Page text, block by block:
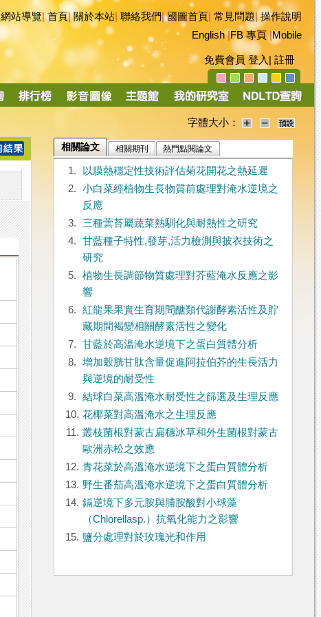
網站導覽|首頁|關於本站 聯絡我們|國圖首頁 常見問題|操作說明
English|FB 專頁|Mobile
免費會員 登入 註冊
字體大小：
相關論文 相關期刊 熱門點閱論文
1.
以膜熱穩定性技術評估菊花開花之熱延遲
2.
小白菜經植物生長物質前處理對淹水逆境之
反應
3.
三種蕓苔屬蔬菜熱馴化與耐熱性之研究
4.
甘藍種子特性,發芽,活力檢測與披衣技術之
研究
5.
植物生長調節物質處理對芥藍淹水反應之影
響
6.
紅龍果果實生育期間醣類代謝酵素活性及貯
藏期間褐變相關酵素活性之變化
7.
甘藍於高溫淹水逆境下之蛋白質體分析
8.
增加穀胱甘肽含量促進阿拉伯芥的生長活力
與逆境的耐受性
9.
結球白菜高溫淹水耐受性之篩選及生理反應
10. 花椰菜對高溫淹水之生理反應
11. 叢枝菌根對蒙古扁穗冰草和外生菌根對蒙古
歐洲赤松之效應
12. 青花菜於高溫淹水逆境下之蛋白質體分析
13. 野生番茄高溫淹水逆境下之蛋白質體分析
14. 鎘逆境下多元胺與脯胺酸對小球藻
（Chlorellasp.）抗氧化能力之影響
15. 鹽分處理對於玫瑰光和作用